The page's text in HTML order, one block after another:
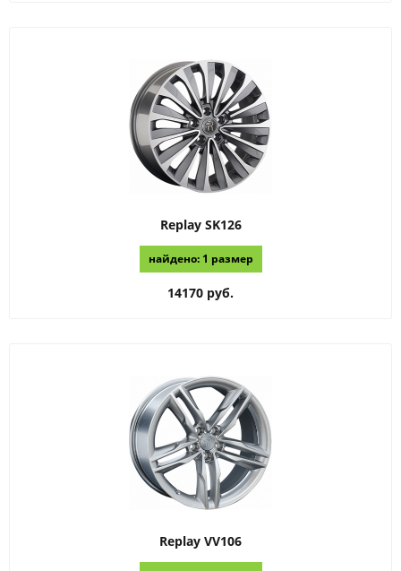
Replay SK126
найдено: 1 размер
14170 руб.
Replay VV106